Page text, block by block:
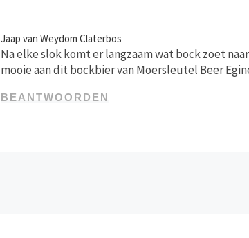
Jaap van Weydom Claterbos
Na elke slok komt er langzaam wat bock zoet
mooie aan dit bockbier van Moersleutel Beer
BEANTWOORDEN